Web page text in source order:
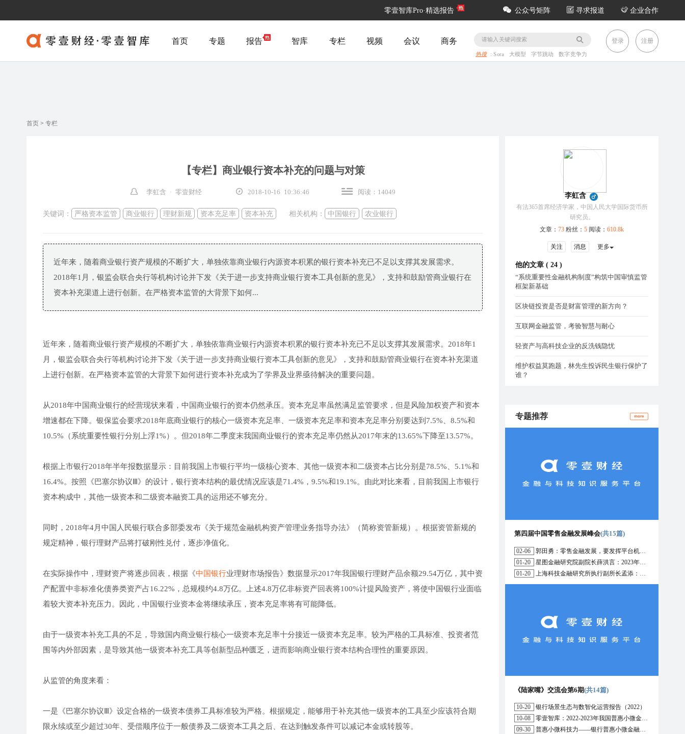
零壹智库Pro·精选报告 公众号矩阵 寻求报道 企业合作
首页 专题 报告 智库 专栏 视频 会议 商务
热搜 :Sora 大模型 字节跳动 数字竞争力
登录 注册
首页 > 专栏
【专栏】商业银行资本补充的问题与对策
李虹含 · 零壹财经 2018-10-16 10:36:46 阅读：14049
关键词： 严格资本监管 商业银行 理财新规 资本充足率 资本补充 相关机构： 中国银行 农业银行
近年来，随着商业银行资产规模的不断扩大，单独依靠商业银行内源资本积累的银行资本补充已不足以支撑其发展需求。
2018年1月，银监会联合央行等机构讨论并下发《关于进一步支持商业银行资本工具创新的意见》，支持和鼓励管商业银行在
资本补充渠道上进行创新。在严格资本监管的大背景下如何...
近年来，随着商业银行资产规模的不断扩大，单独依靠商业银行内源资本积累的银行资本补充已不足以支撑其发展需求。2018年1
月，银监会联合央行等机构讨论并下发《关于进一步支持商业银行资本工具创新的意见》，支持和鼓励管商业银行在资本补充渠道
上进行创新。在严格资本监管的大背景下如何进行资本补充成为了学界及业界亟待解决的重要问题。
从2018年中国商业银行的经营现状来看，中国商业银行的资本仍然承压。资本充足率虽然满足监管要求，但是风险加权资产和资本
增速都在下降。银保监会要求2018年底商业银行的核心一级资本充足率、一级资本充足率和资本充足率分别要达到7.5%、8.5%和
10.5%（系统重要性银行分别上浮1%）。但2018年二季度末我国商业银行的资本充足率仍然从2017年末的13.65%下降至13.57%。
根据上市银行2018年半年报数据显示：目前我国上市银行平均一级核心资本、其他一级资本和二级资本占比分别是78.5%、5.1%和
16.4%。按照《巴塞尔协议Ⅲ》的设计，银行资本结构的最优情况应该是71.4%，9.5%和19.1%。由此对比来看，目前我国上市银行
资本构成中，其他一级资本和二级资本融资工具的运用还不够充分。
同时，2018年4月中国人民银行联合多部委发布《关于规范金融机构资产管理业务指导办法》（简称资管新规）。根据资管新规的
规定精神，银行理财产品将打破刚性兑付，逐步净值化。
在实际操作中，理财资产将逐步回表，根据《中国银行业理财市场报告》数据显示2017年我国银行理财产品余额29.54万亿，其中资
产配置中非标准化债券类资产占16.22%，总规模约4.8万亿。上述4.8万亿非标资产回表将100%计提风险资产，将使中国银行业面临
着较大资本补充压力。因此，中国银行业资本金将继续承压，资本充足率将有可能降低。
由于一级资本补充工具的不足，导致国内商业银行核心一级资本充足率十分接近一级资本充足率。较为严格的工具标准、投资者范
围等内外部因素，是导致其他一级资本补充工具等创新型品种匮乏，进而影响商业银行资本结构合理性的重要原因。
从监管的角度来看：
一是《巴塞尔协议Ⅲ》设定合格的一级资本债券工具标准较为严格。根据规定，能够用于补充其他一级资本的工具至少应该符合期
限永续或至少超过30年、受偿顺序位于一般债券及二级资本工具之后、在达到触发条件可以减记本金或转股等。
李虹含
有法365首席经济学家，中国人民大学国际货币所
研究员。
文章： 73 粉丝： 5 阅读： 610.8k
关注 消息 更多
他的文章 ( 24 )
“系统重要性金融机构制度”构筑中国审慎监管
框架新基础
区块链投资是否是财富管理的新方向？
互联网金融监管，考验智慧与耐心
轻资产与高科技企业的反洗钱隐忧
维护权益莫跑题，林先生投诉民生银行保护了
谁？
专题推荐 more
第四届中国零售金融发展峰会(共15篇)
02-06
郭田勇：零售金融发展，要发挥平台机构的作用
01-20
星图金融研究院副院长薛洪言：2023年消费信贷或迎来新起点
01-20
上海科技金融研究所执行副所长孟添：开放银行与嵌入式金融为数字普惠金融带来更大发展空间
《陆家嘴》交流会第6期(共14篇)
10-20
银行场景生态与数智化运营报告（2022）
10-08
零壹智库：2022-2023年我国普惠小微金融十大趋势展望
09-30
普惠小微科技力——银行普惠小微金融战略与科技解决方案研究报告（2022）